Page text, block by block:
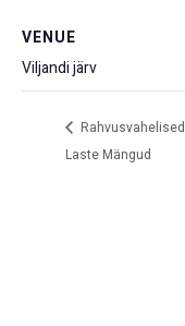
VENUE
Viljandi järv
Rahvusvahelised
Laste Mängud